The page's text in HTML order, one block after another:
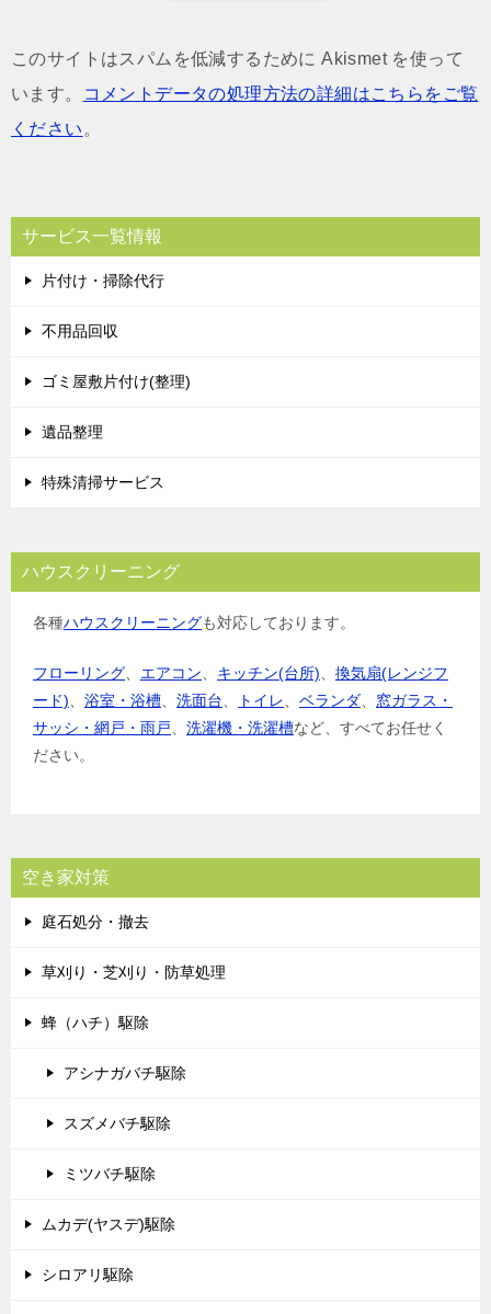
このサイトはスパムを低減するために Akismet を使って
います。
コメントデータの処理方法の詳細はこちらをご覧
ください 。
サービス一覧情報
片付け・掃除代行
不用品回収
ゴミ屋敷片付け(整理)
遺品整理
特殊清掃サービス
ハウスクリーニング
各種ハウスクリーニングも対応しております。
フローリング エアコン キッチン(台所)
換気扇(レンジフ
ード)
浴室・浴槽 洗面台 トイレ ベランダ
窓ガラス・
サッシ・網戸・雨戸
洗濯機・洗濯槽など、すべてお任せく
ださい。
空き家対策
庭石処分・撤去
草刈り・芝刈り・防草処理
蜂（ハチ）駆除
アシナガバチ駆除
スズメバチ駆除
ミツバチ駆除
ムカデ(ヤスデ)駆除
シロアリ駆除